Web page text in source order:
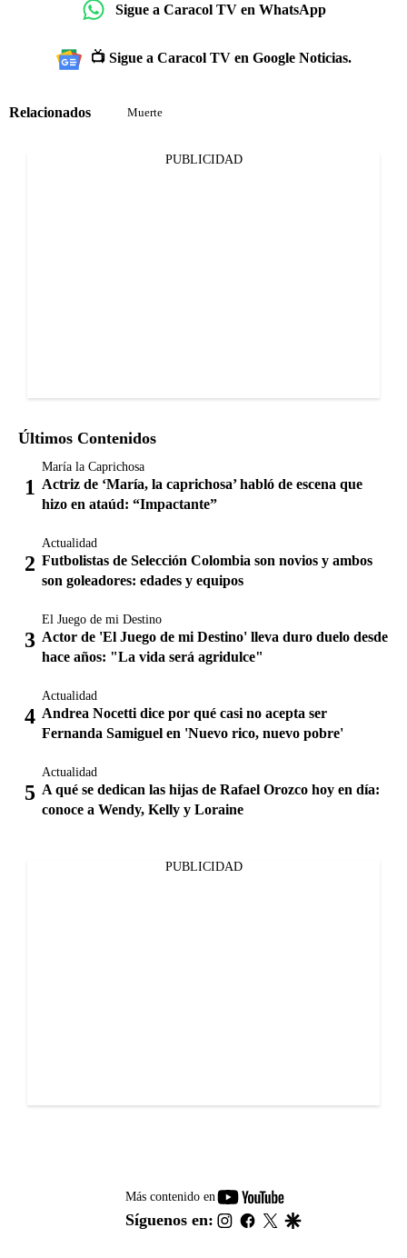
Sigue a Caracol TV en WhatsApp
📺 Sigue a Caracol TV en Google Noticias.
Relacionados Muerte
PUBLICIDAD
Últimos Contenidos
María la Caprichosa
Actriz de ‘María, la caprichosa’ habló de escena que
hizo en ataúd: “Impactante”
Actualidad
Futbolistas de Selección Colombia son novios y ambos
son goleadores: edades y equipos
El Juego de mi Destino
Actor de 'El Juego de mi Destino' lleva duro duelo desde
hace años: "La vida será agridulce"
Actualidad
Andrea Nocetti dice por qué casi no acepta ser
Fernanda Samiguel en 'Nuevo rico, nuevo pobre'
Actualidad
A qué se dedican las hijas de Rafael Orozco hoy en día:
conoce a Wendy, Kelly y Loraine
PUBLICIDAD
Más contenido en
youtube-
footer
Síguenos en: instagram
facebook
twitter